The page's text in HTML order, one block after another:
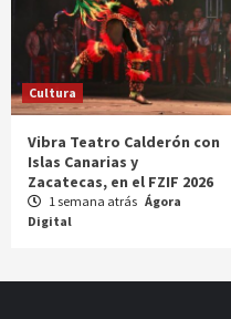
Cultura
Vibra Teatro Calderón con
Islas Canarias y
Zacatecas, en el FZIF 2026
1 semana atrás Ágora
Digital